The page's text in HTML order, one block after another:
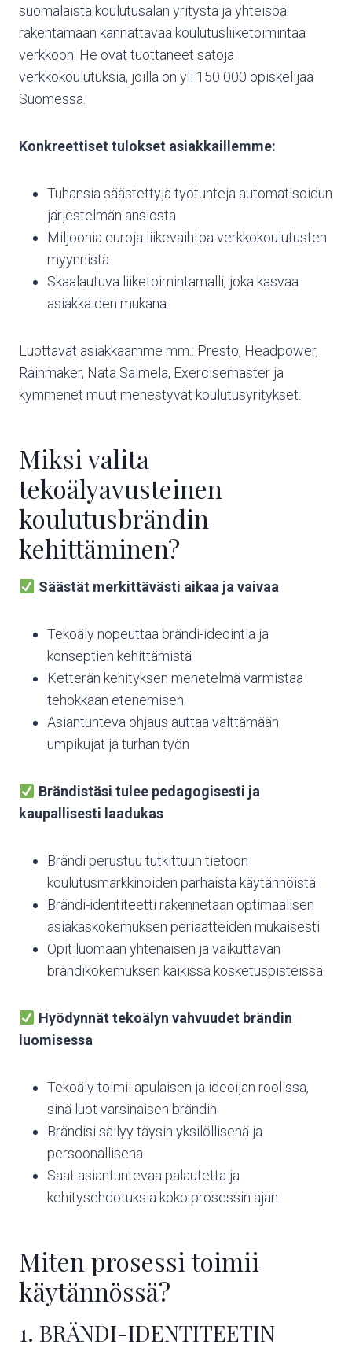
suomalaista koulutusalan yritystä ja yhteisöä
rakentamaan kannattavaa koulutusliiketoimintaa
verkkoon. He ovat tuottaneet satoja
verkkokoulutuksia, joilla on yli 150 000 opiskelijaa
Suomessa.
Konkreettiset tulokset asiakkaillemme:
Tuhansia säästettyjä työtunteja automatisoidun
järjestelmän ansiosta
Miljoonia euroja liikevaihtoa verkkokoulutusten
myynnistä
Skaalautuva liiketoimintamalli, joka kasvaa
asiakkaiden mukana
Luottavat asiakkaamme mm.: Presto, Headpower,
Rainmaker, Nata Salmela, Exercisemaster ja
kymmenet muut menestyvät koulutusyritykset.
Miksi valita
tekoälyavusteinen
koulutusbrändin
kehittäminen?
Säästät merkittävästi aikaa ja vaivaa
Tekoäly nopeuttaa brändi-ideointia ja
konseptien kehittämistä
Ketterän kehityksen menetelmä varmistaa
tehokkaan etenemisen
Asiantunteva ohjaus auttaa välttämään
umpikujat ja turhan työn
Brändistäsi tulee pedagogisesti ja
kaupallisesti laadukas
Brändi perustuu tutkittuun tietoon
koulutusmarkkinoiden parhaista käytännöistä
Brändi-identiteetti rakennetaan optimaalisen
asiakaskokemuksen periaatteiden mukaisesti
Opit luomaan yhtenäisen ja vaikuttavan
brändikokemuksen kaikissa kosketuspisteissä
Hyödynnät tekoälyn vahvuudet brändin
luomisessa
Tekoäly toimii apulaisen ja ideoijan roolissa,
sinä luot varsinaisen brändin
Brändisi säilyy täysin yksilöllisenä ja
persoonallisena
Saat asiantuntevaa palautetta ja
kehitysehdotuksia koko prosessin ajan
Miten prosessi toimii
käytännössä?
1. BRÄNDI-IDENTITEETIN